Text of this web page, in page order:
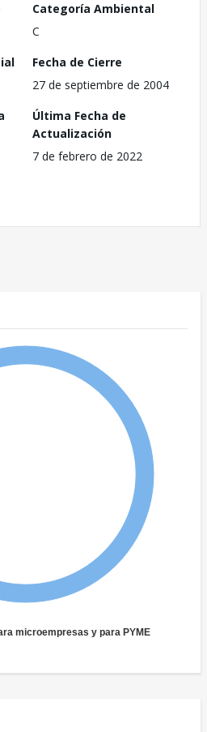
Categoría Ambiental
C
Fecha de Cierre
27 de septiembre de 2004
Última Fecha de
Actualización
7 de febrero de 2022
microempresas y para PYME